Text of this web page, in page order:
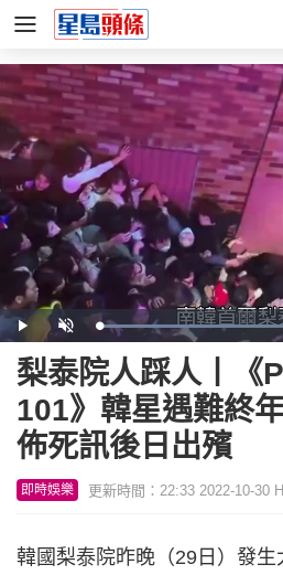
Play Unmute Loaded:
89.52%
梨泰院人踩人丨《
101》韓星遇難終
佈死訊後日出殯
即時娛樂 更新時間：22:33 2022-10-30
韓國梨泰院昨晚（29日）發